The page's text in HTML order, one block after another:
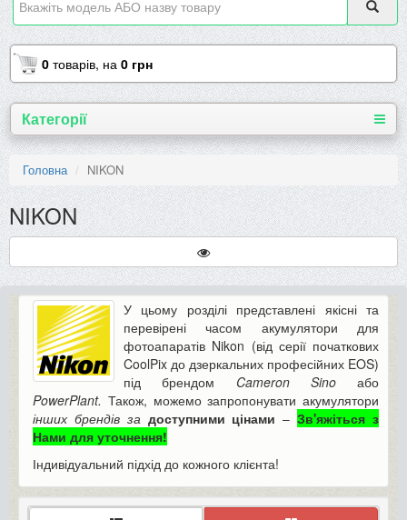
0 товарів, на 0 грн
Категорії
Головна NIKON
NIKON
У цьому розділі представлені якісні та
перевірені часом акумулятори для
фотоапаратів Nikon (від серії початкових
CoolPix до дзеркальних професійних EOS)
під брендом Cameron Sinoабо
PowerPlant. Також, можемо запропонувати акумулятори
інших брендів за доступними цінами –Зв'яжіться з
Нами для уточнення!
Індивідуальний підхід до кожного клієнта!